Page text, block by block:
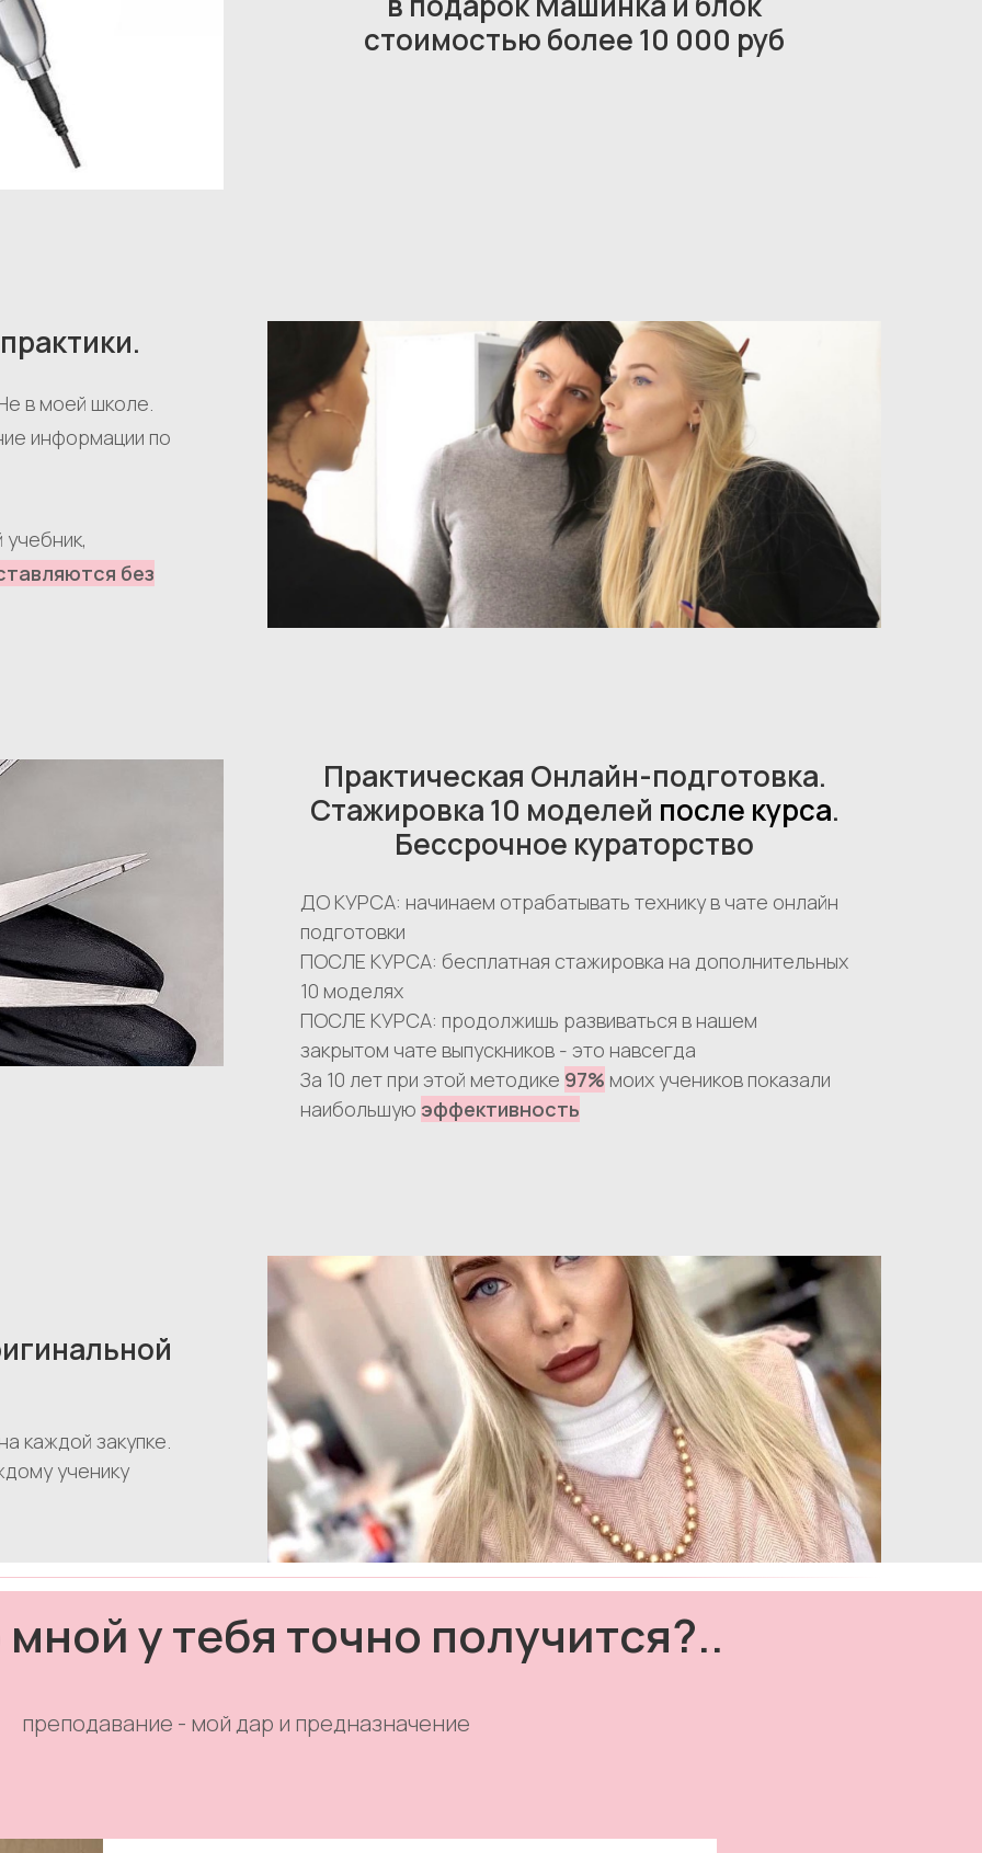
пользователей
Яндекс и 2гис
стоимостью более 10 000 руб
в моей школе.
информации по
без
Практическая Онлайн-подготовка.
Стажировка 10 моделей после курса.
Бессрочное кураторство
ДО КУРСА: начинаем отрабатывать технику в чате онлайн
подготовки
ПОСЛЕ КУРСА: бесплатная стажировка на дополнительных
10 моделях
ПОСЛЕ КУРСА: продолжишь развиваться в нашем
закрытом чате выпускников - это навсегда
За 10 лет при этой методике 97% моих учеников показали
наибольшую эффективность
на каждой закупке.
ученику
у тебя точно получится?..
преподавание - мой дар и предназначение